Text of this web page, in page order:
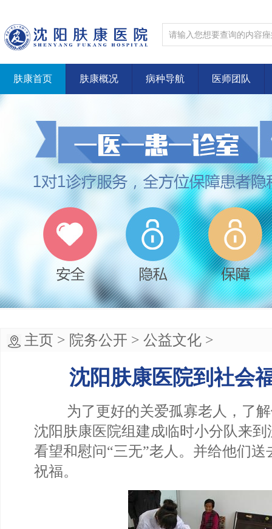
肤康首页 肤康概况 病种导航 医师团队
主页 > 院务公开 > 公益文化 >
沈阳肤康医院到社会
为了更好的关爱孤寡老人，了解
沈阳肤康医院组建成临时小分队来
看望和慰问“三无”老人。并给他们
祝福。